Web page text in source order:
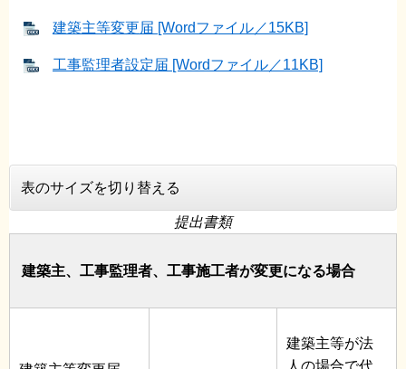
建築主等変更届 [Wordファイル／15KB]
工事監理者設定届 [Wordファイル／11KB]
表のサイズを切り替える
提出書類
建築主、工事監理者、工事施工者が変更になる場合
建築主等が法